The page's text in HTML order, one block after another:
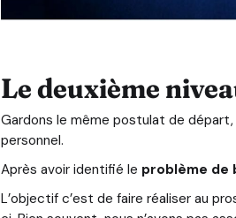
Le deuxième
Gardons le même postulat de
personnel.
Après avoir identifié le problème de
L’objectif c’est de faire réaliser au